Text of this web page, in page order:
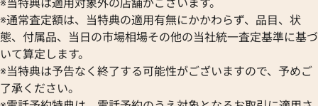
バーバリー トートバッグ キャンバス レザ
バーバリー トー
※通常査定額は、当特典の適用有無にかかわらず、品目、状
態、付属品、当日の市場相場その他の当社統一査定基準に基づ
いて算定します。
※当特典は予告なく終了する可能性がございますので、予めご
了承ください。